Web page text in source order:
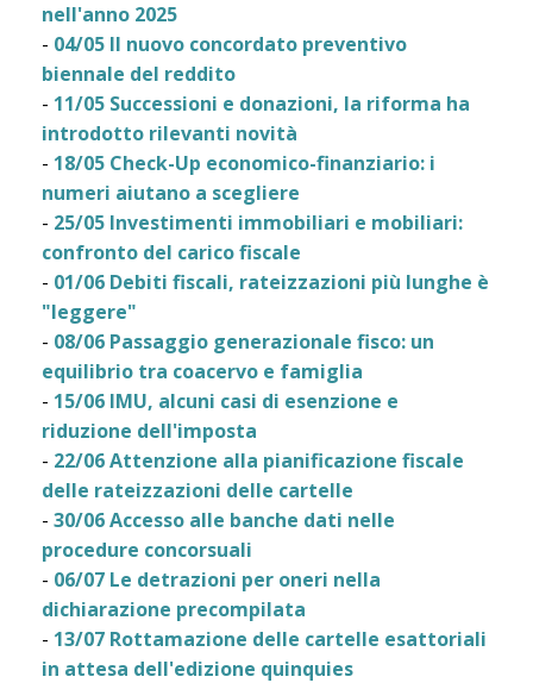
nell'anno 2025
- 04/05 Il nuovo concordato preventivo
biennale del reddito
- 11/05 Successioni e donazioni, la riforma ha
introdotto rilevanti novità
- 18/05 Check-Up economico-finanziario: i
numeri aiutano a scegliere
- 25/05 Investimenti immobiliari e mobiliari:
confronto del carico fiscale
- 01/06 Debiti fiscali, rateizzazioni più lunghe è
"leggere"
- 08/06 Passaggio generazionale fisco: un
equilibrio tra coacervo e famiglia
- 15/06 IMU, alcuni casi di esenzione e
riduzione dell'imposta
- 22/06 Attenzione alla pianificazione fiscale
delle rateizzazioni delle cartelle
- 30/06 Accesso alle banche dati nelle
procedure concorsuali
- 06/07 Le detrazioni per oneri nella
dichiarazione precompilata
- 13/07 Rottamazione delle cartelle esattoriali
in attesa dell'edizione quinquies